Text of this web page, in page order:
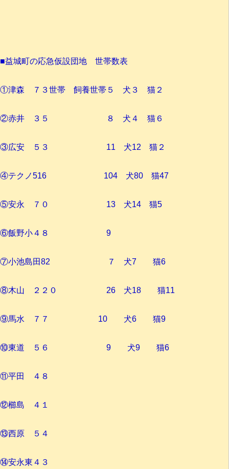
■益城町の応急仮設団地 世帯数表
①津森 ７３世帯 飼養世帯５ 犬３ 猫２
②赤井 ３５ ８ 犬４ 猫６
③広安 ５３ 11 犬12 猫２
④テクノ516 104 犬80 猫47
⑤安永 ７０ 13 犬14 猫5
⑥飯野小４８ 9
⑦小池島田82 ７ 犬7 猫6
⑧木山 ２２０ 26 犬18 猫11
⑨馬水 ７７ 10 犬6 猫9
⑩東道 ５６ 9 犬9 猫6
⑪平田 ４８
⑫櫛島 ４１
⑬西原 ５４
⑭安永東４３